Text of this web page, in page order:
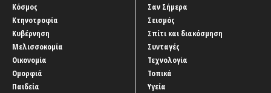
Κόσμος
Κτηνοτροφία
Κυβέρνηση
Μελισσοκομία
Οικονομία
Ομορφιά
Παιδεία
Σαν Σήμερα
Σεισμός
Σπίτι και διακόσμηση
Συνταγές
Τεχνολογία
Τοπικά
Υγεία